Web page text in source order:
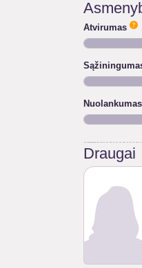
Atvirumas
Nuolankumas
Draugai